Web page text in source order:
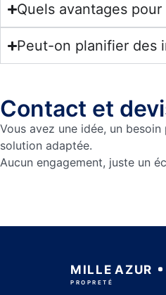
Quels avantages
Peut-on planifier des
Contact et
Vous avez une idée, un
solution adaptée.
Aucun engagement, juste un
MILLE AZUR
PROPRETÉ